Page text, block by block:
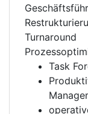
Turnaround
Task